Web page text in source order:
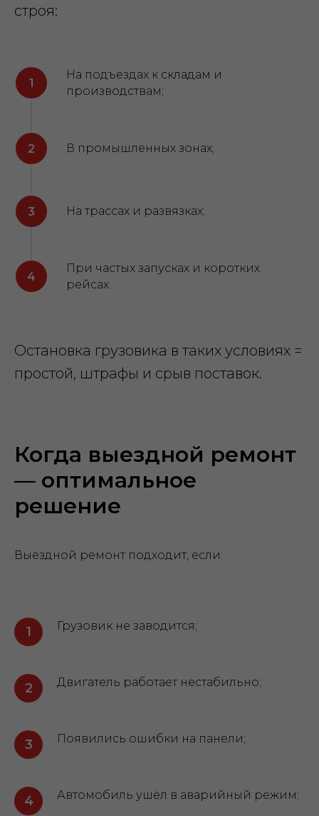
строя:
На подъездах к складам и
производствам;
В промышленных зонах;
На трассах и развязках;
При частых запусках и коротких
рейсах.
Остановка грузовика в таких условиях =
простой, штрафы и срыв поставок.
Когда выездной ремонт
— оптимальное
решение
Выездной ремонт подходит, если:
Грузовик не заводится;
Двигатель работает нестабильно;
Появились ошибки на панели;
Автомобиль ушёл в аварийный режим;